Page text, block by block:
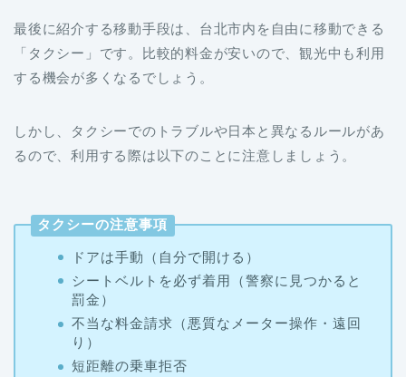
最後に紹介する移動手段は、台北市内を自由に移動できる
「タクシー」です。比較的料金が安いので、観光中も利用
する機会が多くなるでしょう。
しかし、タクシーでのトラブルや日本と異なるルールがあ
るので、利用する際は以下のことに注意しましょう。
タクシーの注意事項
ドアは手動（自分で開ける）
シートベルトを必ず着用（警察に見つかると
罰金）
不当な料金請求（悪質なメーター操作・遠回
り）
短距離の乗車拒否